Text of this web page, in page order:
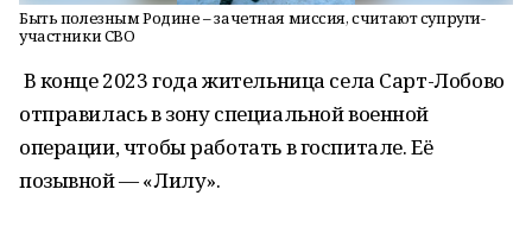
Быть полезным Родине – зачетная миссия, считают супруги-
участники СВО
В конце 2023 года жительница села Сарт-Лобово
отправилась в зону специальной военной
операции, чтобы работать в госпитале. Её
позывной — «Лилу».